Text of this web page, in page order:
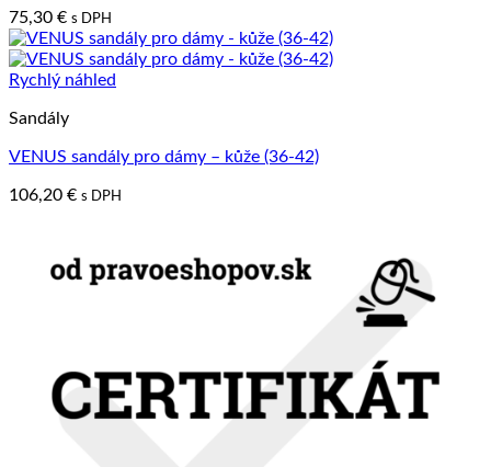
75,30 € s DPH
Rychlý náhled
Sandály
VENUS sandály pro dámy – kůže (36-42)
106,20 € s DPH